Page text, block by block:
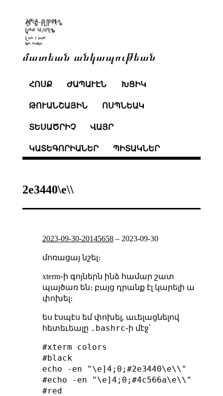
մատեան անկապութեան
ՀՈՍՔ ԺԱՊԱՒԷՆ ԽՑԻԿ
ԹՈՒԱՆՇԱՅԻՆ ՈՍՊՆԵԱԿ
ՏԵՍԱԾՐԻՉ ՎԱՅՐ
ԿԱՏԵԳՈՐԻԱՆԵՐ ՊԻՏԱԿՆԵՐ
2e3440\e\\
2023-09-30-20145658– 2023-09-30
մոռացայ նշել։
xterm֊ի գոյներն ինձ համար շատ
պայծառ են։ բայց դրանք էլ կարելի ա
փոխել։
ես էսպէս եմ փոխել, աւելացնելով
հետեւեալը .bashrc֊ի մէջ՝
#xterm colors
#black
echo -en "\e]4;0;#2e3440\e\\"
#echo -en "\e]4;0;#4c566a\e\\"
#red